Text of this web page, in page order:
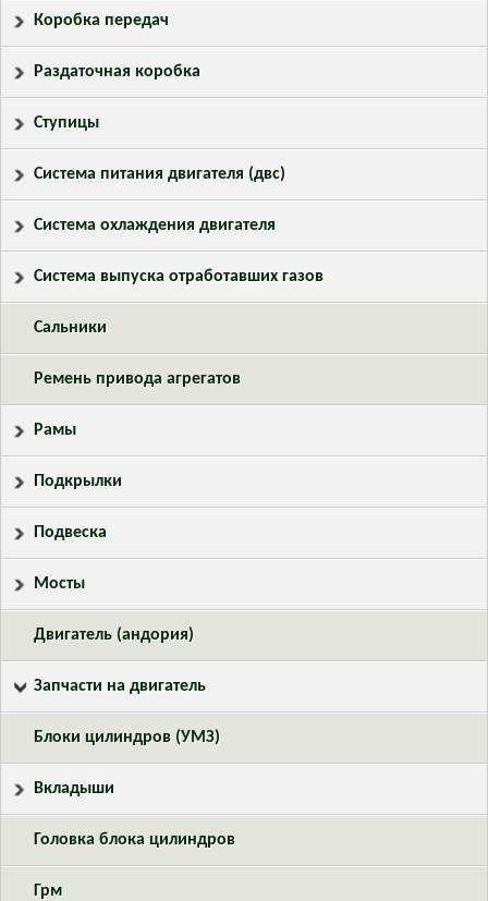
Коробка передач
Раздаточная коробка
Ступицы
Система питания двигателя (двс)
Система охлаждения двигателя
Система выпуска отработавших газов
Сальники
Ремень привода агрегатов
Рамы
Подкрылки
Подвеска
Мосты
Двигатель (андория)
Запчасти на двигатель
Блоки цилиндров (УМЗ)
Вкладыши
Головка блока цилиндров
Грм